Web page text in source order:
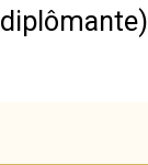
diplômante)